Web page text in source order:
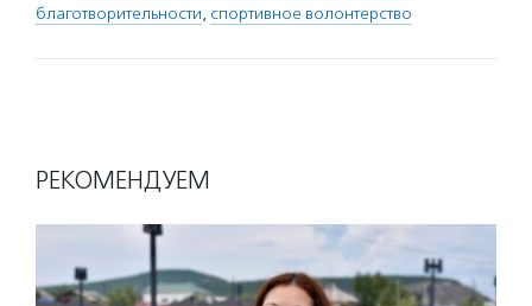
благотворительности, спортивное волонтерство
РЕКОМЕНДУЕМ